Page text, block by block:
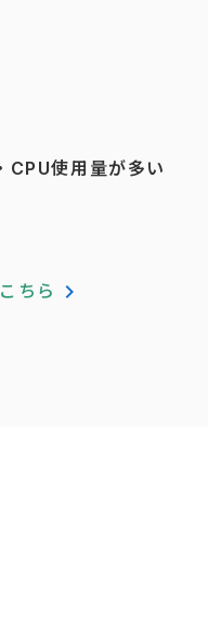
使用量が多い
ちら keyboard_arrow_right